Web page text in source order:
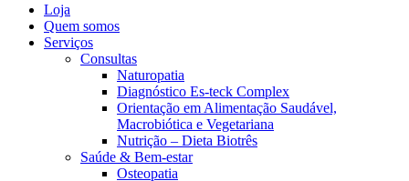
Loja
Quem somos
Serviços
Consultas
Naturopatia
Diagnóstico Es-teck Complex
Orientação em Alimentação Saudável,
Macrobiótica e Vegetariana
Nutrição – Dieta Biotrês
Saúde & Bem-estar
Osteopatia